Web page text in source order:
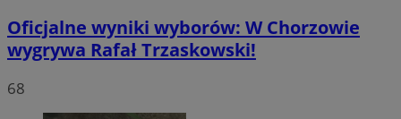
Oficjalne wyniki wyborów: W Chorzowie
wygrywa Rafał Trzaskowski!
68